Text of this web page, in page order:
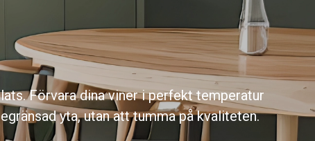
Förvara dina viner i perfekt temperatur
yta, utan att tumma på kvaliteten.